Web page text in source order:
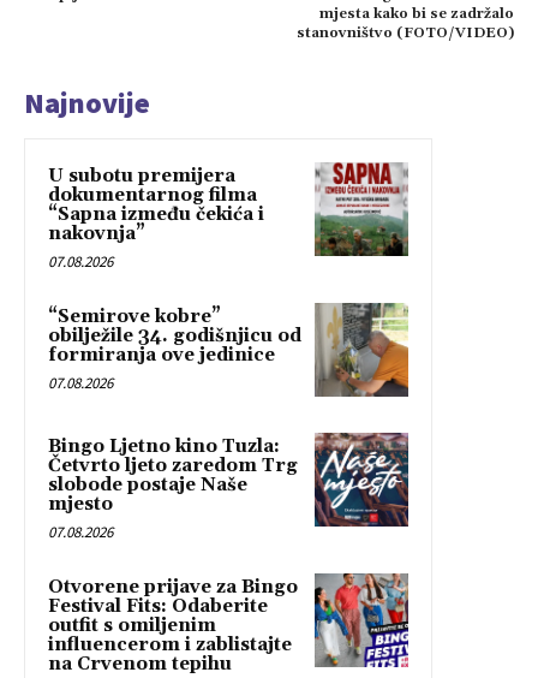
mjesta kako bi se zadržalo
stanovništvo (FOTO/VIDEO)
Najnovije
U subotu premijera
dokumentarnog filma
“Sapna između čekića i
nakovnja”
07.08.2026
“Semirove kobre”
obilježile 34. godišnjicu od
formiranja ove jedinice
07.08.2026
Bingo Ljetno kino Tuzla:
Četvrto ljeto zaredom Trg
slobode postaje Naše
mjesto
07.08.2026
Otvorene prijave za Bingo
Festival Fits: Odaberite
outfit s omiljenim
influencerom i zablistajte
na Crvenom tepihu